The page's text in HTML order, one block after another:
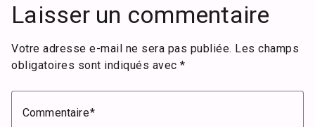
Laisser un commentaire
Votre adresse e-mail ne sera pas publiée. Les champs
obligatoires sont indiqués avec *
Commentaire